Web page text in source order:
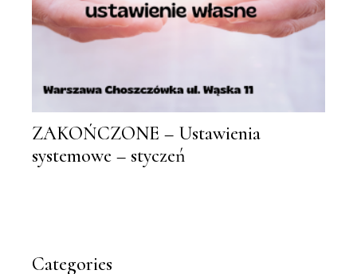
ZAKOŃCZONE – Ustawienia
systemowe – styczeń
Categories